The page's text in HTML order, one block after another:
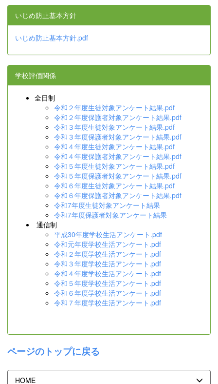
いじめ防止基本方針
いじめ防止基本方針.pdf
学校評価関係
全日制
令和２年度生徒対象アンケート結果.pdf
令和２年度保護者対象アンケート結果.pdf
令和３年度生徒対象アンケート結果.pdf
令和３年度保護者対象アンケート結果.pdf
令和４年度生徒対象アンケート結果.pdf
令和４年度保護者対象アンケート結果.pdf
令和５年度生徒対象アンケート結果.pdf
令和５年度保護者対象アンケート結果.pdf
令和６年度生徒対象アンケート結果.pdf
令和６年度保護者対象アンケート結果.pdf
令和7年度生徒対象アンケート結果
令和7年度保護者対象アンケート結果
通信制
平成30年度学校生活アンケート.pdf
令和元年度学校生活アンケート.pdf
令和２年度学校生活アンケート.pdf
令和３年度学校生活アンケート.pdf
令和４年度学校生活アンケート.pdf
令和５年度学校生活アンケート.pdf
令和６年度学校生活アンケート.pdf
令和７年度学校生活アンケート.pdf
ページのトップに戻る
HOME